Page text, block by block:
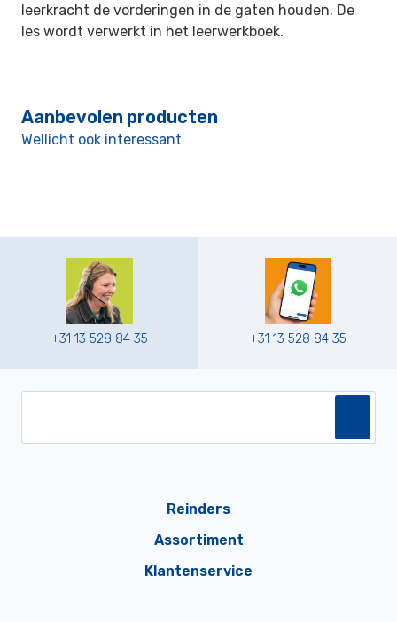
leerkracht de vorderingen in de gaten houden. De
les wordt verwerkt in het leerwerkboek.
Aanbevolen producten
Wellicht ook interessant
+31 13 528 84 35 +31 13 528 84 35
Reinders
Assortiment
Klantenservice